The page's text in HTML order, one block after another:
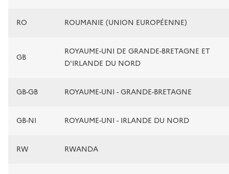
RO ROUMANIE (UNION EUROPÉENNE)
GB
ROYAUME-UNI DE GRANDE-BRETAGNE ET
D'IRLANDE DU NORD
GB-GB ROYAUME-UNI - GRANDE-BRETAGNE
GB-NI ROYAUME-UNI - IRLANDE DU NORD
RW RWANDA